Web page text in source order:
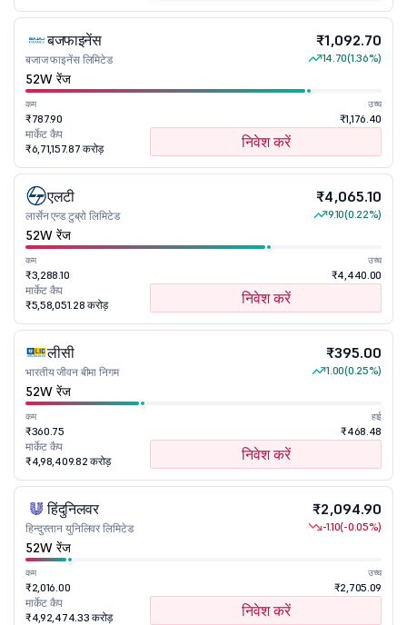
बजफाइनेंस
बजाज फाइनेंस लिमिटेड
₹1,092.70
14.70(1.36%)
52W रेंज
कम
₹787.90
उच्च
₹1,176.40
मार्केट कैप
₹6,71,157.87 करोड़
निवेश करें
एलटी
लार्सेन एन्ड टुब्रो लिमिटेड
₹4,065.10
9.10(0.22%)
52W रेंज
कम
₹3,288.10
उच्च
₹4,440.00
मार्केट कैप
₹5,58,051.28 करोड़
निवेश करें
लीसी
भारतीय जीवन बीमा निगम
₹395.00
1.00(0.25%)
52W रेंज
कम
₹360.75
हाई
₹468.48
मार्केट कैप
₹4,98,409.82 करोड़
निवेश करें
हिंदुनिलवर
हिन्दुस्तान युनिलिवर लिमिटेड
₹2,094.90
-1.10(-0.05%)
52W रेंज
कम
₹2,016.00
उच्च
₹2,705.09
मार्केट कैप
₹4,92,474.33 करोड़
निवेश करें